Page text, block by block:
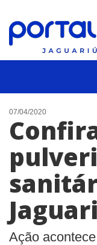
NOTÍCIAS
LISTA DIGITAL
CONTATO
ANUNCIE
07/04/2020
Ação